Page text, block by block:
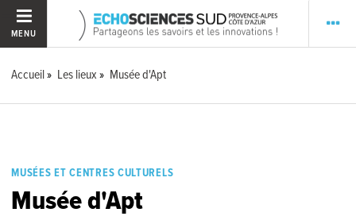
MENU
Accueil Les lieux Musée d'Apt
MUSÉES ET CENTRES CULTURELS
Musée d'Apt